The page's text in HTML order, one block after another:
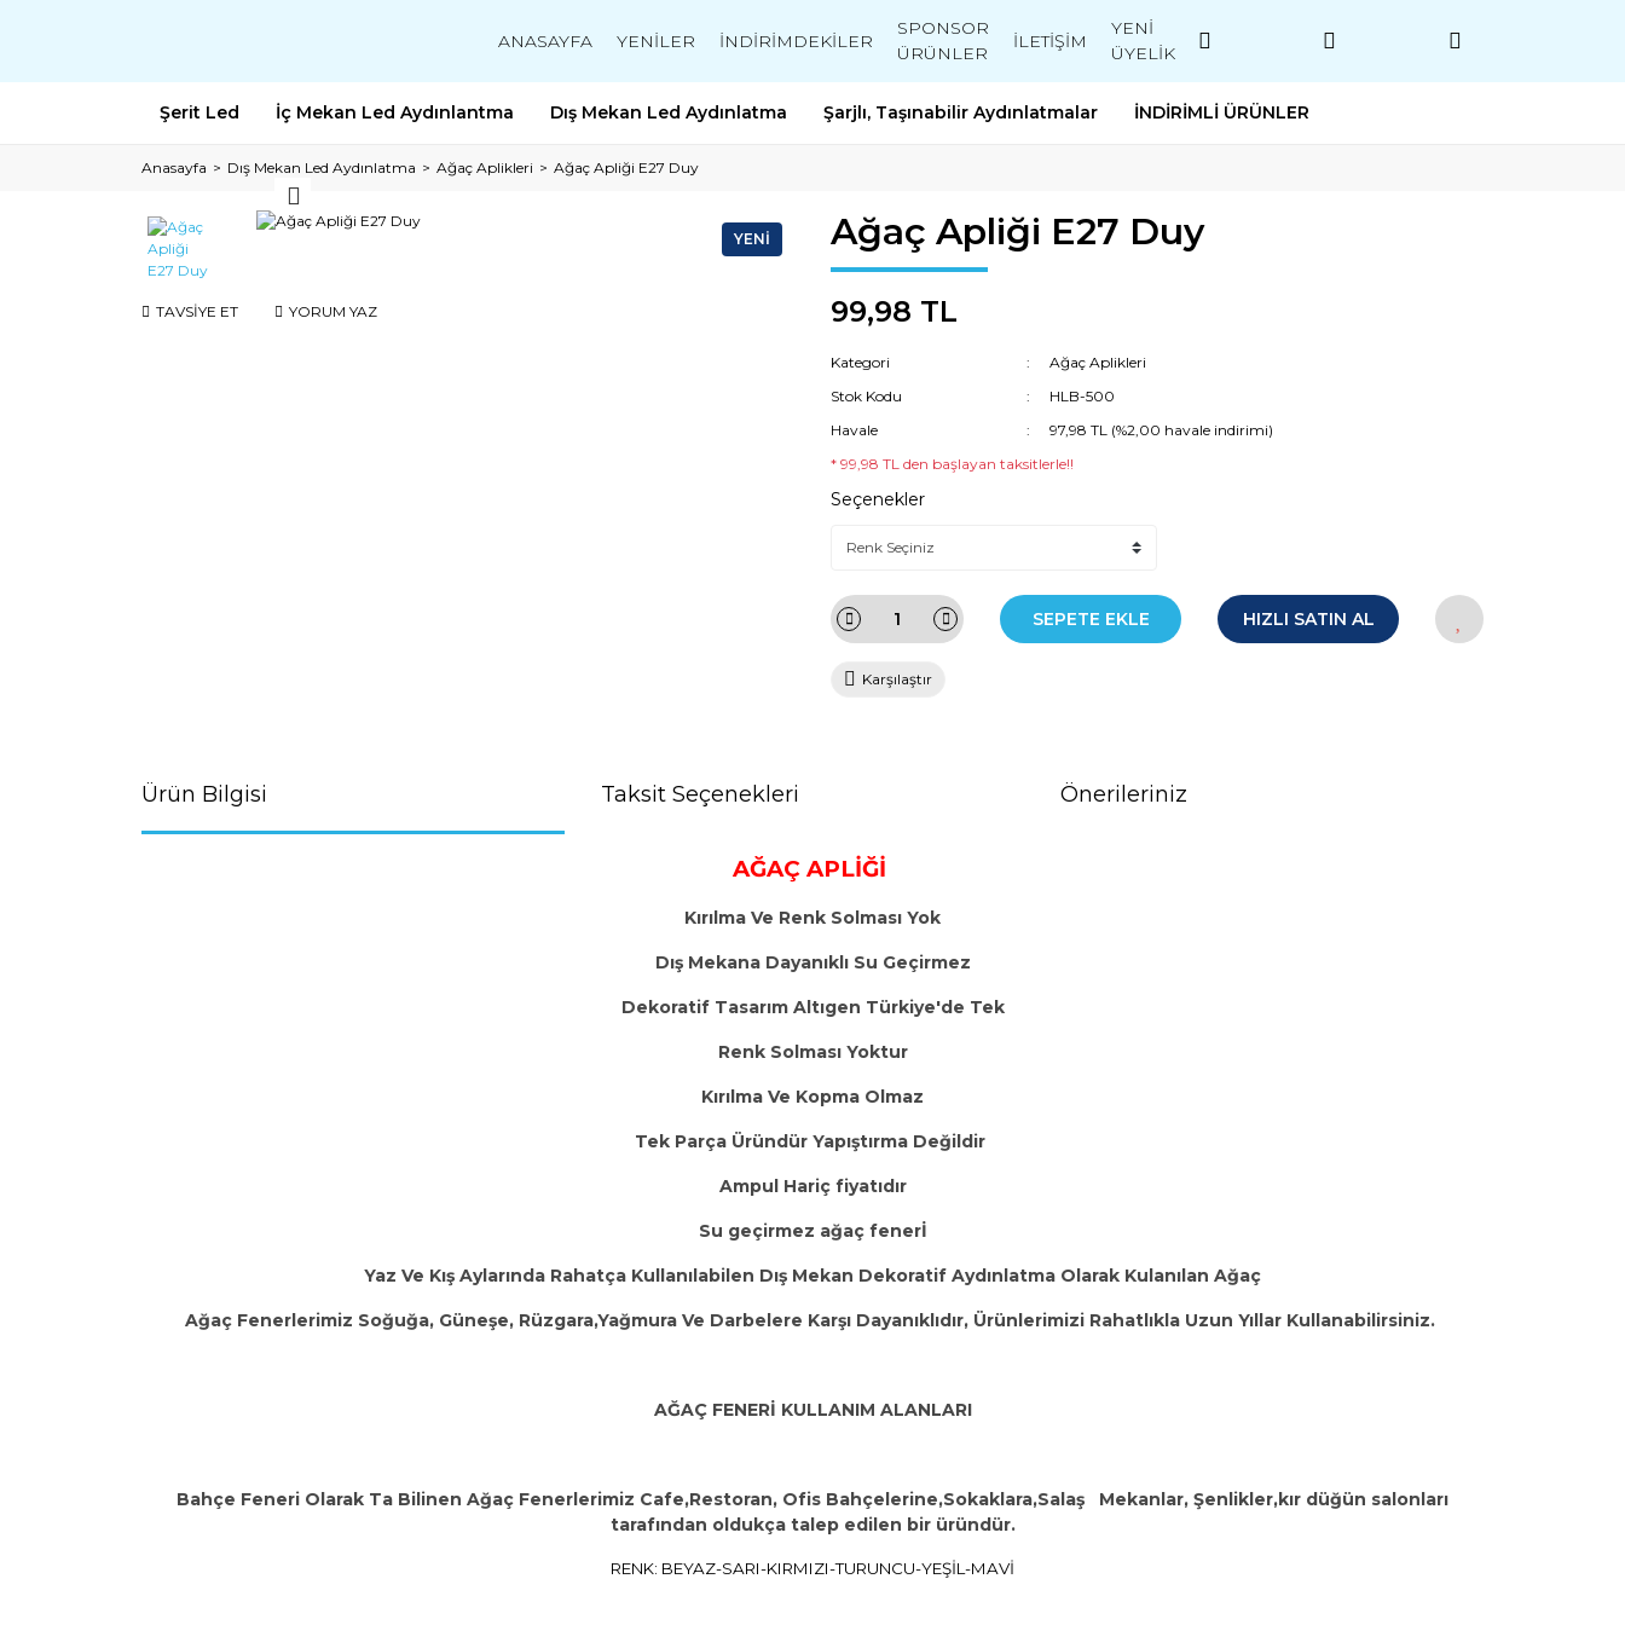
ANASAYFA YENİLER İNDİRİMDEKİLER
SPONSOR
ÜRÜNLER
İLETİŞİM
YENİ
ÜYELİK
Şerit Led İç Mekan Led Aydınlantma Dış Mekan Led Aydınlatma Şarjlı, Taşınabilir Aydınlatmalar İNDİRİMLİ ÜRÜNLER
Anasayfa Dış Mekan Led Aydınlatma Ağaç Aplikleri Ağaç Apliği E27 Duy
YENİ
TAVSİYE ET YORUM YAZ
Ağaç Apliği E27 Duy
99,98 TL
Kategori
Ağaç Aplikleri
Stok Kodu
HLB-500
Havale
97,98 TL (%2,00 havale indirimi)
* 99,98 TL den başlayan taksitlerle!!
Seçenekler
SEPETE EKLE HIZLI SATIN AL
Karşılaştır
Ürün Bilgisi Taksit Seçenekleri Önerileriniz
AĞAÇ APLİĞİ
Kırılma Ve Renk Solması Yok
Dış Mekana Dayanıklı Su Geçirmez
Dekoratif Tasarım Altıgen Türkiye'de Tek
Renk Solması Yoktur
Kırılma Ve Kopma Olmaz
Tek Parça Üründür Yapıştırma Değildir
Ampul Hariç fiyatıdır
Su geçirmez ağaç fenerİ
Yaz Ve Kış Aylarında Rahatça Kullanılabilen Dış Mekan Dekoratif Aydınlatma Olarak Kulanılan Ağaç
Ağaç Fenerlerimiz Soğuğa, Güneşe, Rüzgara,Yağmura Ve Darbelere Karşı Dayanıklıdır, Ürünlerimizi Rahatlıkla Uzun Yıllar Kullanabilirsiniz.
AĞAÇ FENERİ KULLANIM ALANLARI
Bahçe Feneri Olarak Ta Bilinen Ağaç Fenerlerimiz Cafe,Restoran, Ofis Bahçelerine,Sokaklara,Salaş
Mekanlar, Şenlikler,kır düğün salonları
tarafından oldukça talep edilen bir üründür.
RENK: BEYAZ-SARI-KIRMIZI-TURUNCU-YEŞİL-MAVİ